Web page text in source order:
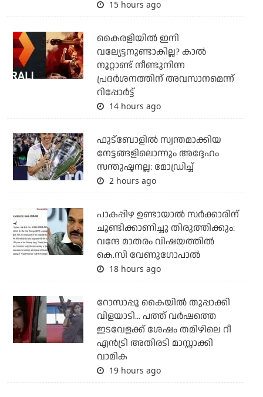
15 hours ago
കൈരളിയില്‍ ഇനി
വല്യേട്ടനുണ്ടാകില്ല? കാല്‍
നൂറ്റാണ്ട് നീണ്ടുനിന്ന
പ്രദര്‍ശനത്തിന് അവസാനമെന്ന്
റിപ്പോര്‍ട്ട്
14 hours ago
ഫുട്ബോളില്‍ സ്വന്തമാക്കിയ
നേട്ടങ്ങളിലൊന്നും അദ്ദേഹം
സന്തുഷ്ടനല്ല: മോഡ്രിച്ച്
2 hours ago
പാകപ്പിഴ ഉണ്ടായാല്‍ സര്‍ക്കാരിന്
ചൂണ്ടിക്കാണിച്ചു തിരുത്തിക്കും:
വന്ദേ മാതരം വിഷയത്തില്‍
കെ.സി വേണുഗോപാല്‍
18 hours ago
റോസാപ്പൂ കൈയില്‍ തുപ്പാക്കി
വിളയാടി... പത്ത് വര്‍ഷത്തെ
ഇടവേളക്ക് ശേഷം തമിഴിലെ റീ
എന്‍ട്രി അതിരടി മാസ്സാക്കി
വാമിക
19 hours ago